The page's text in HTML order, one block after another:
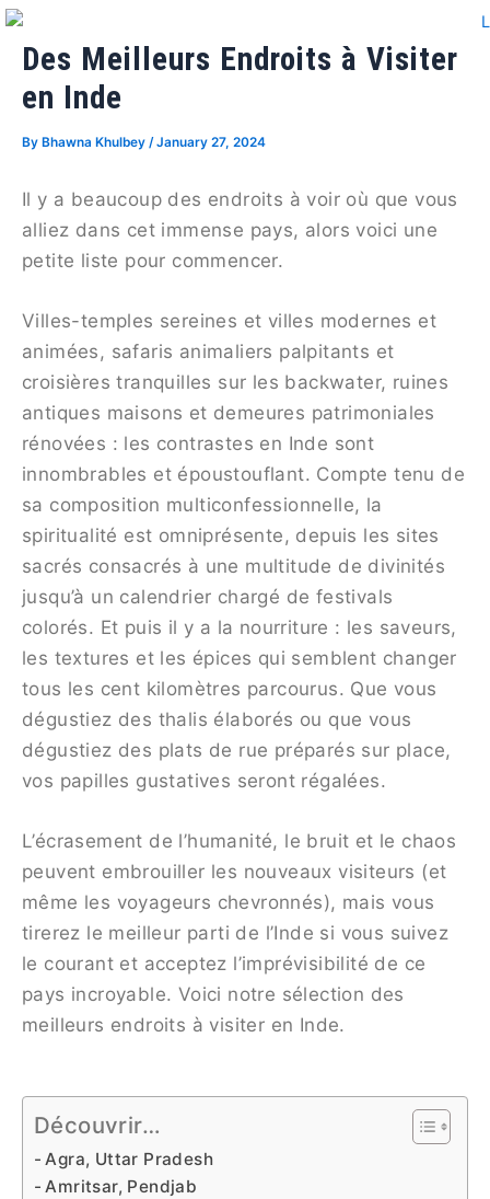
Skip
content
Des Meilleurs Endroits à Visiter
en Inde
By Bhawna Khulbey /January 27, 2024
Il y a beaucoup des endroits à voir où que vous
alliez dans cet immense pays, alors voici une
petite liste pour commencer.
Villes-temples sereines et villes modernes et
animées, safaris animaliers palpitants et
croisières tranquilles sur les backwater, ruines
antiques maisons et demeures patrimoniales
rénovées : les contrastes en Inde sont
innombrables et époustouflant. Compte tenu de
sa composition multiconfessionnelle, la
spiritualité est omniprésente, depuis les sites
sacrés consacrés à une multitude de divinités
jusqu’à un calendrier chargé de festivals
colorés. Et puis il y a la nourriture : les saveurs,
les textures et les épices qui semblent changer
tous les cent kilomètres parcourus. Que vous
dégustiez des thalis élaborés ou que vous
dégustiez des plats de rue préparés sur place,
vos papilles gustatives seront régalées.
L’écrasement de l’humanité, le bruit et le chaos
peuvent embrouiller les nouveaux visiteurs (et
même les voyageurs chevronnés), mais vous
tirerez le meilleur parti de l’Inde si vous suivez
le courant et acceptez l’imprévisibilité de ce
pays incroyable. Voici notre sélection des
meilleurs endroits à visiter en Inde.
Découvrir…
Agra, Uttar Pradesh
Amritsar, Pendjab
Post